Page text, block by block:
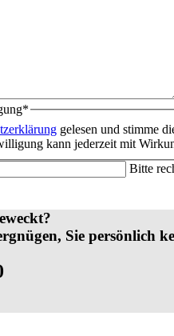
*
gelesen und stimme
kann jederzeit mit
Bitte
Sie persönlich